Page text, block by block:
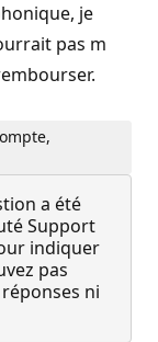
je
pas m
a été
Support
indiquer
pas
ni